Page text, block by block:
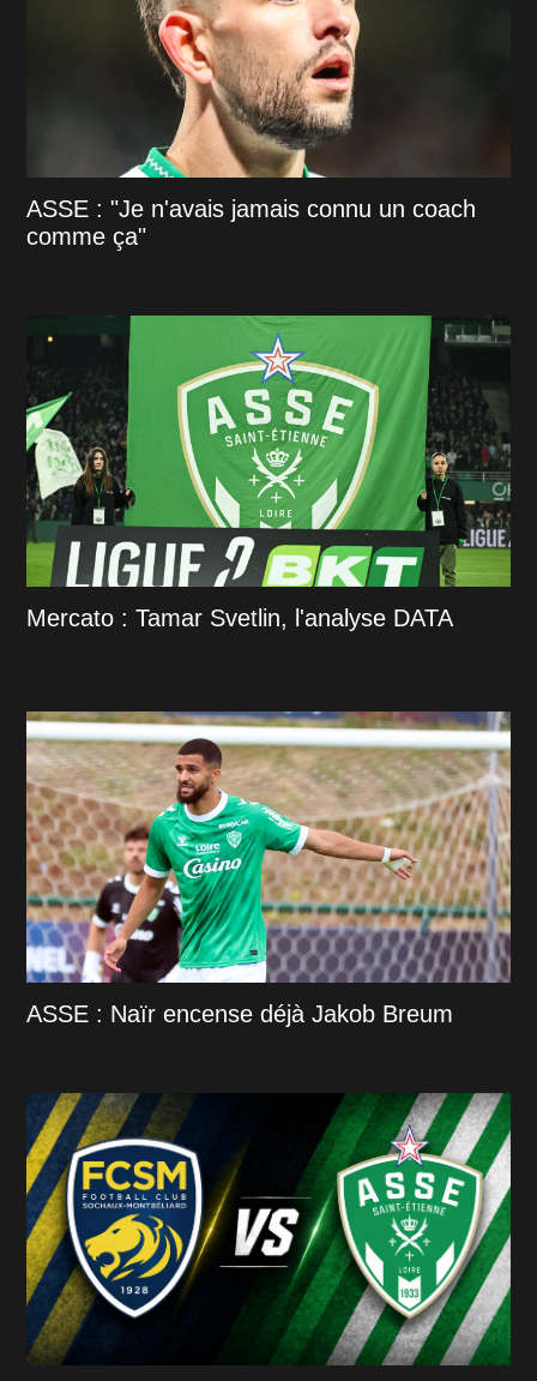
ASSE : "Je n'avais jamais connu un coach
comme ça"
Mercato : Tamar Svetlin, l'analyse DATA
ASSE : Naïr encense déjà Jakob Breum